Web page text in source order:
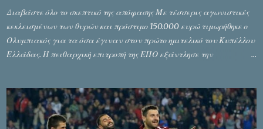
Διαβάστε όλο το σκεπτικό της απόφασης Με τέσσερις αγωνιστικές
κεκλεισμένων των θυρών και πρόστιμο 150.000 ευρώ τιμωρήθηκε ο
Ολυμπιακός για τα όσα έγιναν στον πρώτο ημιτελικό του Κυπέλλου
Ελλάδας. Η πειθαρχική επιτροπή της ΕΠΟ εξάντλησε την
αφαίρεσης βαθμών, όπως απαιτούσαν, αφού κάτι τέτοιο δεν ήταν
εφικτό, σύμφωνα με τα στοιχεία...